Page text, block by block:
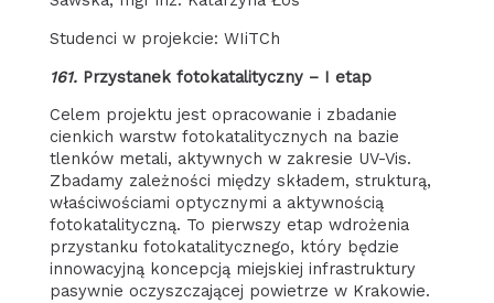
Studenci w projekcie: WIiTCh
161. Przystanek fotokatalityczny – I etap
Celem projektu jest opracowanie i zbadanie
cienkich warstw fotokatalitycznych na bazie
tlenków metali, aktywnych w zakresie UV-Vis.
Zbadamy zależności między składem, strukturą,
właściwościami optycznymi a aktywnością
fotokatalityczną. To pierwszy etap wdrożenia
przystanku fotokatalitycznego, który będzie
innowacyjną koncepcją miejskiej infrastruktury
pasywnie oczyszczającej powietrze w Krakowie.